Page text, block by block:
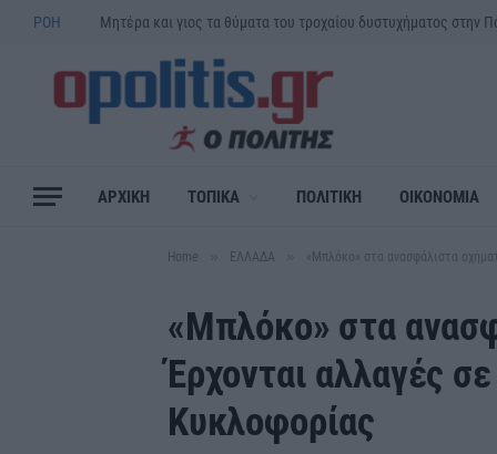
ΡΟΗ
ΑΡΧΙΚΗ ΤΟΠΙΚΑ ΠΟΛΙΤΙΚΗ ΟΙΚΟΝΟΜΙΑ
Home ΕΛΛΑΔΑ «Μπλόκο» στα ανασφάλιστα
«Μπλόκο» στα
Έρχονται αλλαγές
Κυκλοφορίας